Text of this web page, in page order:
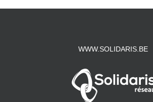
WWW.SOLIDARIS.BE